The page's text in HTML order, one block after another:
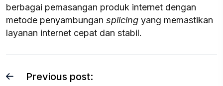
berbagai pemasangan produk internet dengan
metode penyambungan splicing yang memastikan
layanan internet cepat dan stabil.
Previous post: